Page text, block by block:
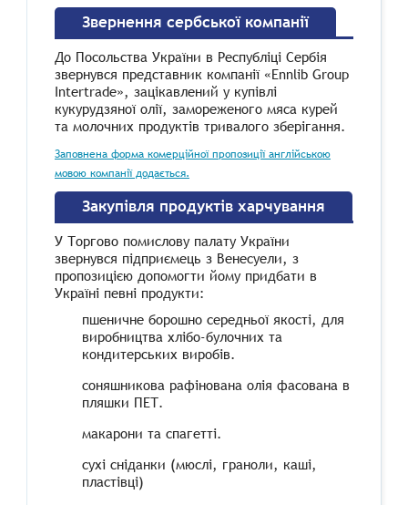
Звернення сербської компанії
До Посольства України в Республіці Сербія
звернувся представник компанії «Ennlib Group
Intertrade», зацікавлений у купівлі
кукурудзяної олії, замореженого мяса курей
та молочних продуктів тривалого зберігання.
Заповнена форма комерційної пропозиції англійською
мовою компанії додається.
Закупівля продуктів харчування
У Торгово помислову палату України
звернувся підприємець з Венесуели, з
пропозицією допомогти йому придбати в
Україні певні продукти:
пшеничне борошно середньої якості, для
виробництва хлібо-булочних та
кондитерських виробів.
соняшникова рафінована олія фасована в
пляшки ПЕТ.
макарони та спагетті.
сухі сніданки (мюслі, граноли, каші,
пластівці)